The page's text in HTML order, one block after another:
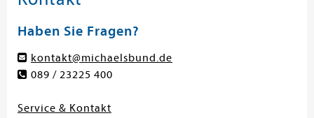
Haben Sie Fragen?
kontakt@michaelsbund.de
089 / 23225 400
Service & Kontakt